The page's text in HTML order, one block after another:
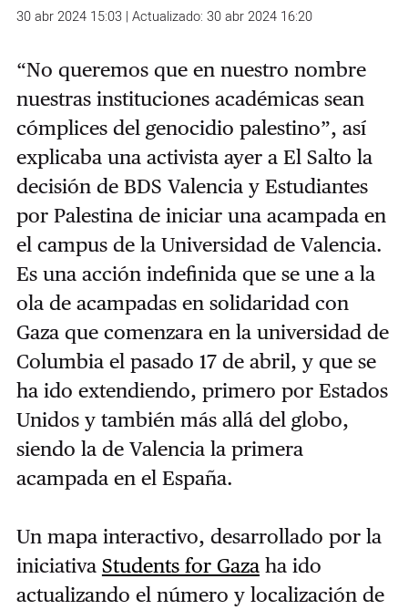
30 abr 2024 15:03 | Actualizado: 30 abr 2024 16:20
“No queremos que en nuestro nombre
nuestras instituciones académicas sean
cómplices del genocidio palestino”, así
explicaba una activista ayer a El Salto la
decisión de BDS Valencia y Estudiantes
por Palestina de iniciar una acampada en
el campus de la Universidad de Valencia.
Es una acción indefinida que se une a la
ola de acampadas en solidaridad con
Gaza que comenzara en la universidad de
Columbia el pasado 17 de abril, y que se
ha ido extendiendo, primero por Estados
Unidos y también más allá del globo,
siendo la de Valencia la primera
acampada en el España.
Un mapa interactivo, desarrollado por la
iniciativa Students for Gazaha ido
actualizando el número y localización de